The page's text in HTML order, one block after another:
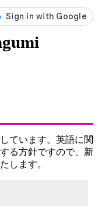
ています。英語に関
る方針ですので、新
します。